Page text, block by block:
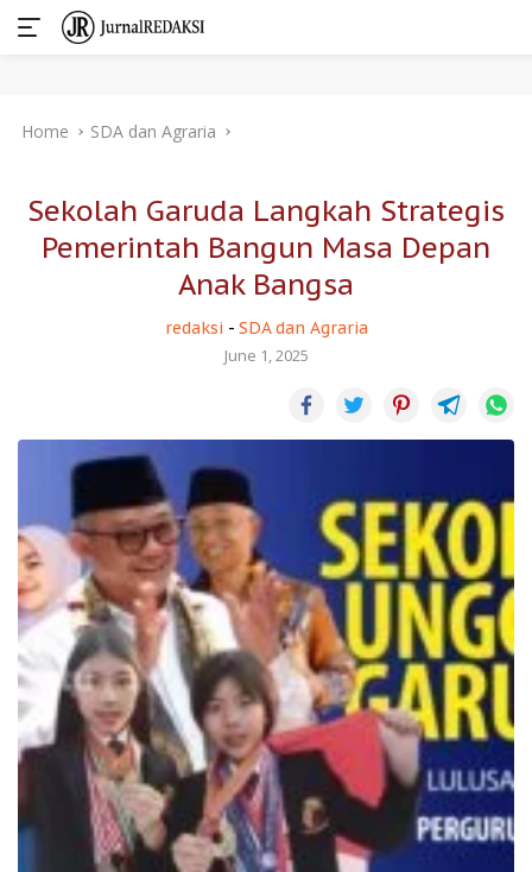
Home SDA dan Agraria
Sekolah Garuda Langkah Strategis
Pemerintah Bangun Masa Depan
Anak Bangsa
redaksi - SDA dan Agraria
June 1, 2025